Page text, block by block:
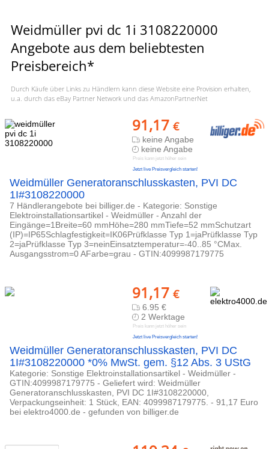
Weidmüller pvi dc 1i 3108220000
Angebote aus dem beliebtesten
Preisbereich*
Durch Käufe über Links zu Händlern kann diese Website eine Provision erhalten,
u.a. durch das eBay Partner Network und das AmazonPartnerNet
91,17 €
keine Angabe
keine Angabe
Preis kann jetzt höher sein
Jetzt live Preisvergleich starten!
Weidmüller Generatoranschlusskasten, PVI DC
1I#3108220000
7 Händlerangebote bei billiger.de - Kategorie: Sonstige
Elektroinstallationsartikel - Weidmüller - Anzahl der
Eingänge=1Breite=60 mmHöhe=280 mmTiefe=52 mmSchutzart
(IP)=IP65Schlagfestigkeit=IK06Prüfklasse Typ 1=jaPrüfklasse Typ
2=jaPrüfklasse Typ 3=neinEinsatztemperatur=-40..85 °CMax.
Ausgangsstrom=0 AFarbe=grau - GTIN:4099987179775
91,17 €
6.95 €
2 Werktage
Preis kann jetzt höher sein
Jetzt live Preisvergleich starten!
Weidmüller Generatoranschlusskasten, PVI DC
1I#3108220000 *0% MwSt. gem. §12 Abs. 3 UStG
Kategorie: Sonstige Elektroinstallationsartikel - Weidmüller -
GTIN:4099987179775 - Geliefert wird: Weidmüller
Generatoranschlusskasten, PVI DC 1I#3108220000,
Verpackungseinheit: 1 Stück, EAN: 4099987179775. - 91,17 Euro
bei elektro4000.de - gefunden von billiger.de